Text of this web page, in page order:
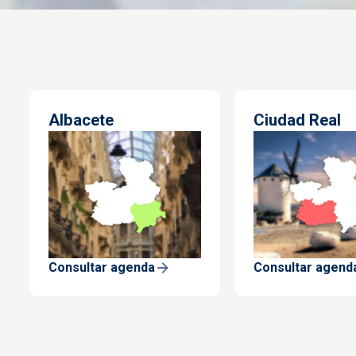
Albacete
Consultar agenda
Ciudad Real
Consultar